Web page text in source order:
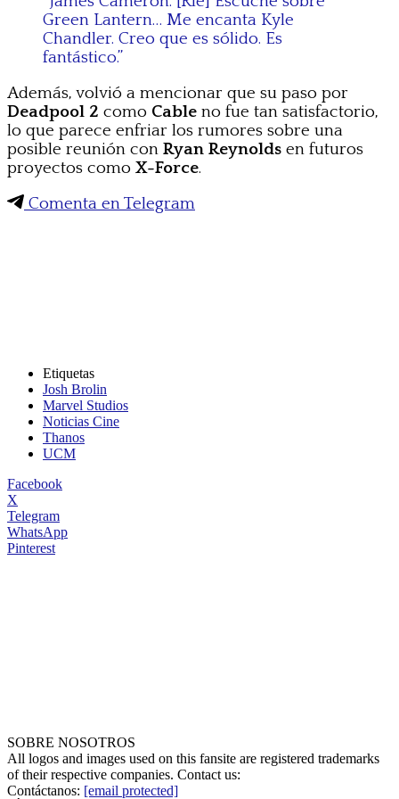
Green Lantern… Me encanta Kyle
Chandler. Creo que es sólido. Es
fantástico.”
Además, volvió a mencionar que su paso por
Deadpool 2 como Cable no fue tan satisfactorio,
lo que parece enfriar los rumores sobre una
posible reunión con Ryan Reynolds en futuros
proyectos como X-Force.
Comenta en Telegram
Etiquetas
Josh Brolin
Marvel Studios
Noticias Cine
Thanos
UCM
Facebook
X
Telegram
WhatsApp
Pinterest
SOBRE NOSOTROS
All logos and images used on this fansite are registered trademarks
of their respective companies. Contact us:
Contáctanos: [email protected]